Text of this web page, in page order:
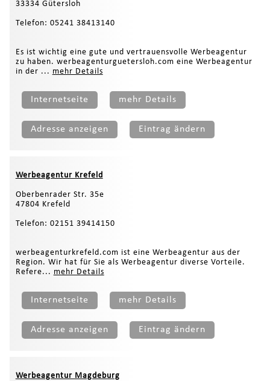
33334 Gütersloh
Telefon: 05241 38413140
Es ist wichtig eine gute und vertrauensvolle Werbeagentur
zu haben. werbeagenturguetersloh.com eine Werbeagentur
in der ... mehr Details
Internetseite mehr Details
Adresse anzeigen Eintrag ändern
Werbeagentur Krefeld
Oberbenrader Str. 35e
47804 Krefeld
Telefon: 02151 39414150
werbeagenturkrefeld.com ist eine Werbeagentur aus der
Region. Wir hat für Sie als Werbeagentur diverse Vorteile.
Refere... mehr Details
Internetseite mehr Details
Adresse anzeigen Eintrag ändern
Werbeagentur Magdeburg